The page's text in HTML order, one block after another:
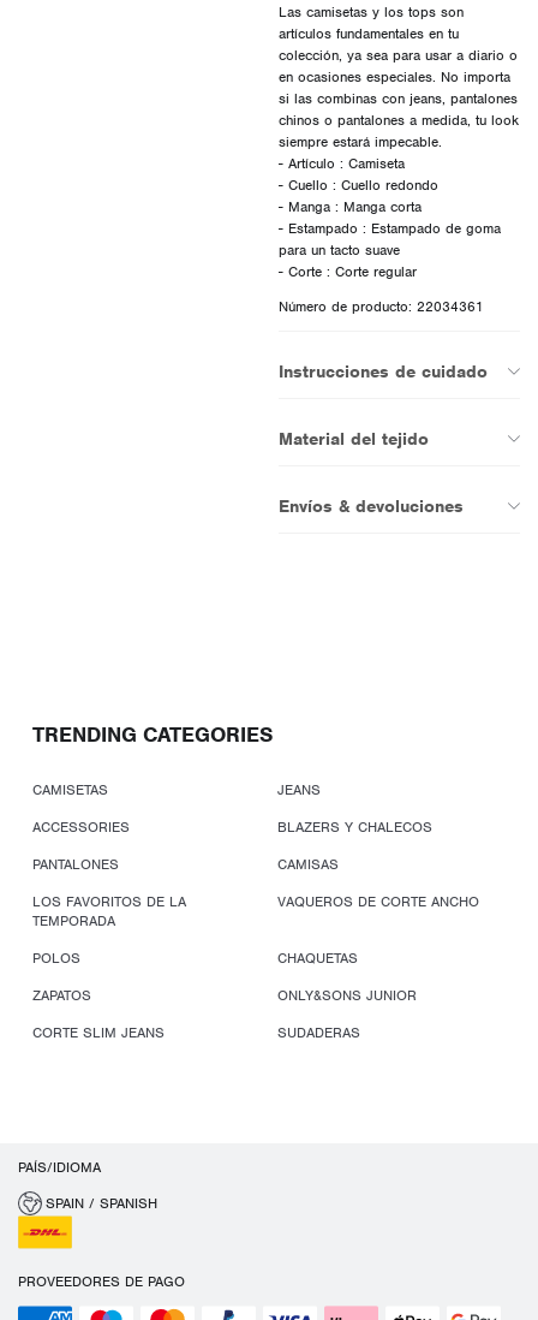
Las camisetas y los tops son
artículos fundamentales en tu
colección, ya sea para usar a diario o
en ocasiones especiales. No importa
si las combinas con jeans, pantalones
chinos o pantalones a medida, tu look
siempre estará impecable.
- Artículo : Camiseta
- Cuello : Cuello redondo
- Manga : Manga corta
- Estampado : Estampado de goma
para un tacto suave
- Corte : Corte regular
Número de producto: 22034361
Instrucciones de cuidado
Material del tejido
Envíos & devoluciones
TRENDING CATEGORIES
CAMISETAS
JEANS
ACCESSORIES
BLAZERS Y CHALECOS
PANTALONES
CAMISAS
LOS FAVORITOS DE LA
TEMPORADA
VAQUEROS DE CORTE ANCHO
POLOS
CHAQUETAS
ZAPATOS
ONLY&SONS JUNIOR
CORTE SLIM JEANS
SUDADERAS
PAÍS/IDIOMA
SPAIN / SPANISH
PROVEEDORES DE PAGO